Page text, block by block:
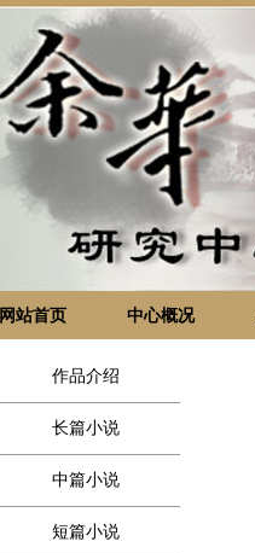
网站首页 中心概况
作品介绍
长篇小说
中篇小说
短篇小说